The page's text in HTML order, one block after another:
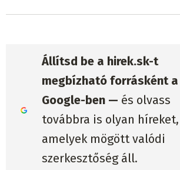
Állítsd be a hirek.sk-t
megbízható forrásként a
Google-ben — és olvass
továbbra is olyan híreket,
amelyek mögött valódi
szerkesztőség áll.